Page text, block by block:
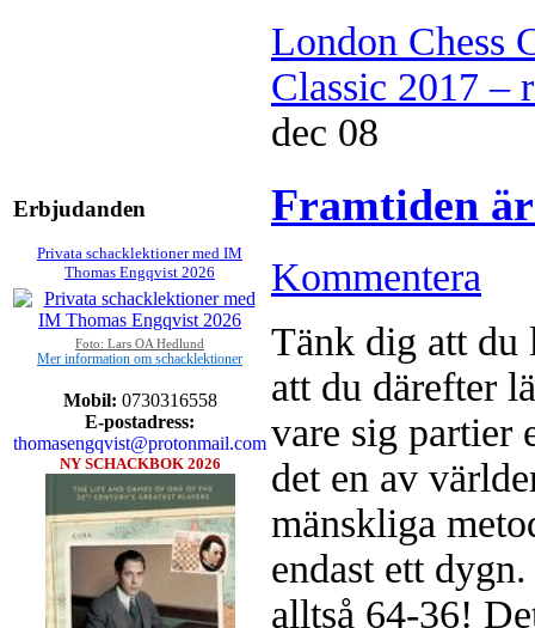
Erbjudanden
Privata schacklektioner med IM
Thomas Engqvist 2026
Foto: Lars OA Hedlund
Mer information om schacklektioner
Mobil: 0730316558
E-postadress:
thomasengqvist@protonmail.com
NY SCHACKBOK 2026
London Chess
Classic 2017 –
dec 08
Framtiden
Kommentera
Tänk dig att du
att du därefter
vare sig partier
det en av
mänskliga
endast ett
alltså 64-36!